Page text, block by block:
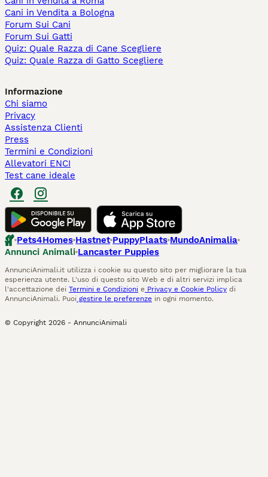
Cani in Vendita a Bologna
Forum Sui Cani
Forum Sui Gatti
Quiz: Quale Razza di Cane Scegliere
Quiz: Quale Razza di Gatto Scegliere
Informazione
Chi siamo
Privacy
Assistenza Clienti
Press
Termini e Condizioni
Allevatori ENCI
Test cane ideale
Pets4Homes Hastnet PuppyPlaats MundoAnimalia
Annunci Animali Lancaster Puppies
AnnunciAnimali.it utilizza i cookie su questo sito per migliorare la tua
esperienza utente. L'uso di questo sito Web e di altri servizi implica
l'accettazione dei Termini e Condizioni e Privacy e Cookie Policy di
AnnunciAnimali. Puoi gestire le preferenze in ogni momento.
© Copyright 2026 - AnnunciAnimali